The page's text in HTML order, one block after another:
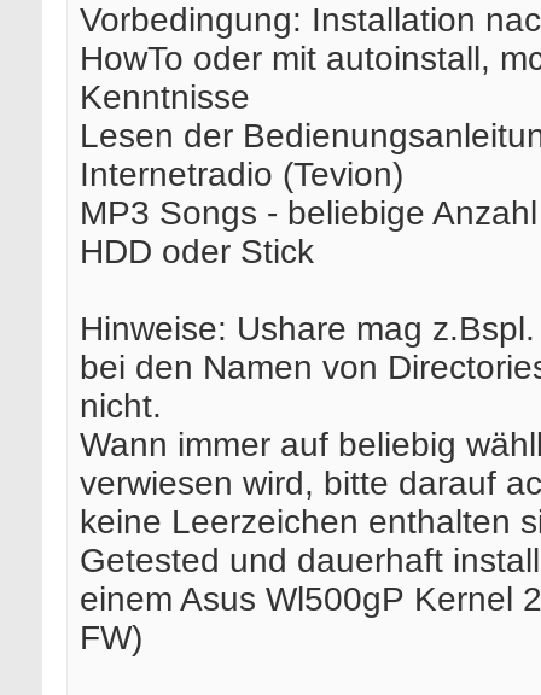
Vorbedingung: Installation
HowTo oder mit autoinstall,
Kenntnisse
Lesen der
Internetradio (Tevion)
MP3 Songs - beliebige
HDD oder Stick
Hinweise: Ushare mag
bei den Namen von
nicht.
Wann immer auf beliebig
verwiesen wird, bitte darauf
keine Leerzeichen enthalten
Getested und dauerhaft
einem Asus Wl500gP Kernel
FW)